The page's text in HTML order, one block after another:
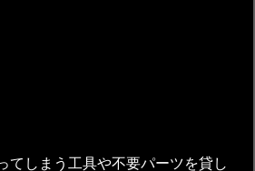
てしまう工具や不要パーツを貸し